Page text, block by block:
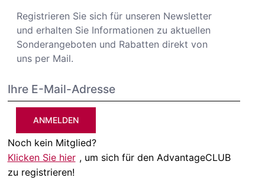
Registrieren Sie sich für unseren Newsletter
und erhalten Sie Informationen zu aktuellen
Sonderangeboten und Rabatten direkt von
uns per Mail.
ANMELDEN
Noch kein Mitglied?
Klicken Sie hier , um sich für den AdvantageCLUB
zu registrieren!